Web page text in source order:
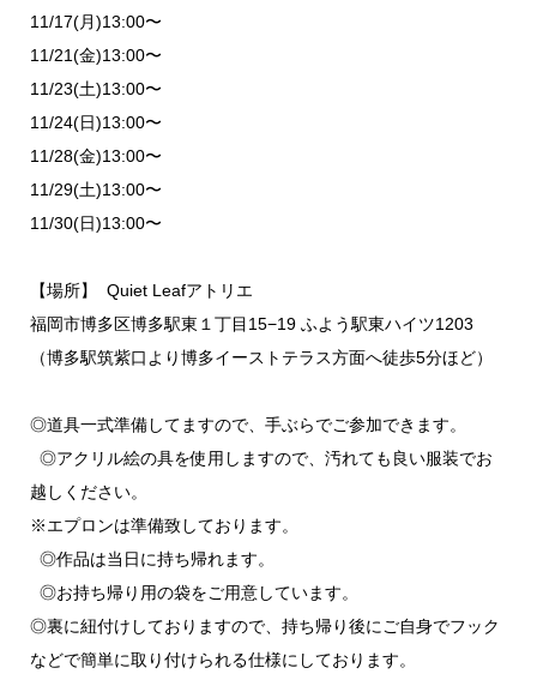
11/17(月)13:00〜
11/21(金)13:00〜
11/23(土)13:00〜
11/24(日)13:00〜
11/28(金)13:00〜
11/29(土)13:00〜
11/30(日)13:00〜
【場所】 Quiet Leafアトリエ
福岡市博多区博多駅東１丁目15−19 ふよう駅東ハイツ1203
（博多駅筑紫口より博多イーストテラス方面へ徒歩5分ほど）
◎道具一式準備してますので、手ぶらでご参加できます。
◎アクリル絵の具を使用しますので、汚れても良い服装でお
越しください。
※エプロンは準備致しております。
◎作品は当日に持ち帰れます。
◎お持ち帰り用の袋をご用意しています。
◎裏に紐付けしておりますので、持ち帰り後にご自身でフック
などで簡単に取り付けられる仕様にしております。